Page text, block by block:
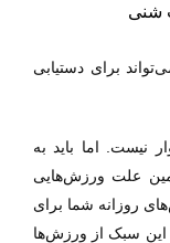
شنی
برای دستیابی
نیست. اما باید به
علت ورزش‌هایی
روزانه شما برای
این سبک از ورزش‌ها